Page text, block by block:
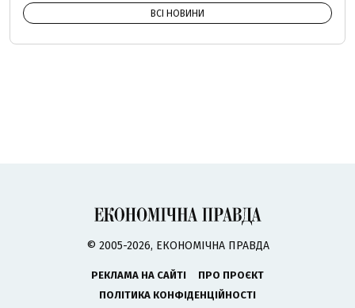
ВСІ НОВИНИ
© 2005-2026, ЕКОНОМІЧНА ПРАВДА
РЕКЛАМА НА САЙТІ
ПРО ПРОЄКТ
ПОЛІТИКА КОНФІДЕНЦІЙНОСТІ